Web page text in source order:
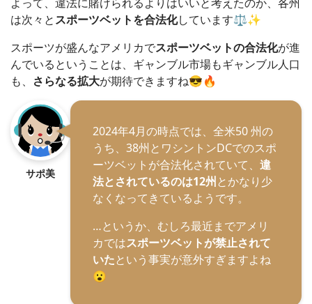
は次々とスポーツベットを合法化しています⚖✨
スポーツが盛んなアメリカでスポーツベットの合法化が進
んでいるということは、ギャンブル市場もギャンブル人口
も、 さらなる拡大が期待できますね😎🔥
サポ美
2024年4月の時点では、全米50 州の
うち、38州とワシントンDCでのスポ
ーツベットが合法化されていて、 違
法とされているのは12州 とかなり少
なくなってきているようです。
…というか、むしろ最近までアメリ
カではスポーツベットが禁止されて
いたという事実が意外すぎますよね
😮